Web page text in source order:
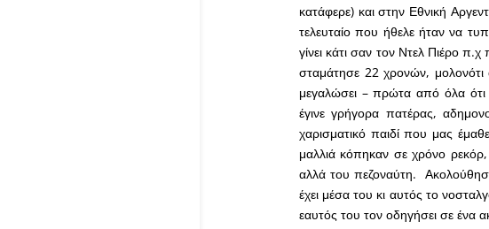
κατάφερε) και στην Εθνική
τελευταίο που ήθελε ήταν να
γίνει κάτι σαν τον Ντελ Πιέρο
σταμάτησε 22 χρονών, μολονότι
μεγαλώσει – πρώτα από όλα ότι
έγινε γρήγορα πατέρας,
χαρισματικό παιδί που μας
μαλλιά κόπηκαν σε χρόνο
αλλά του πεζοναύτη.
έχει μέσα του κι αυτός το
εαυτός του τον οδηγήσει σε ένα